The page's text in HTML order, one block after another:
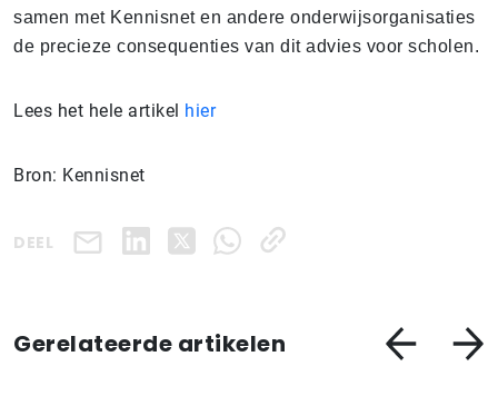
samen met Kennisnet en andere onderwijsorganisaties
de precieze consequenties van dit advies voor scholen.
Lees het hele artikel hier
Bron: Kennisnet
DEEL
Gerelateerde artikelen